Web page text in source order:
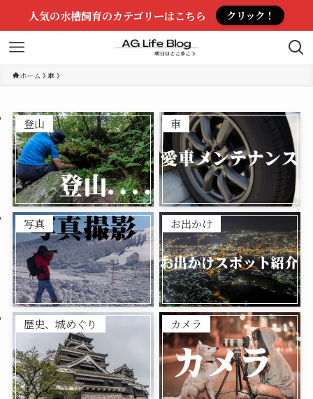
人気の水槽飼育のカテゴリーはこちら クリック！
ホーム 車
登山 車
写真 お出かけ
歴史、城めぐり カメラ